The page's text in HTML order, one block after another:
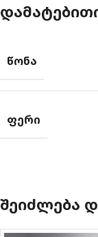
ᲬᲝᲜᲐ
ᲤᲔᲠᲘ
ᲨᲔᲘᲫᲚᲔᲑᲐ